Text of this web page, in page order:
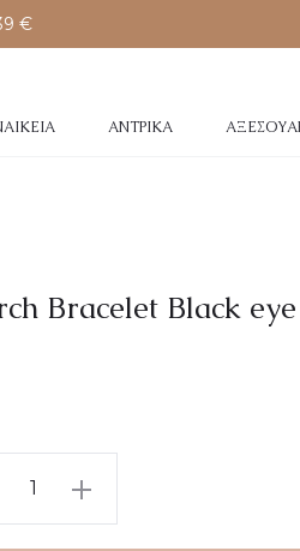
€
ΑΝΤΡΙΚΆ
Bracelet Black eye